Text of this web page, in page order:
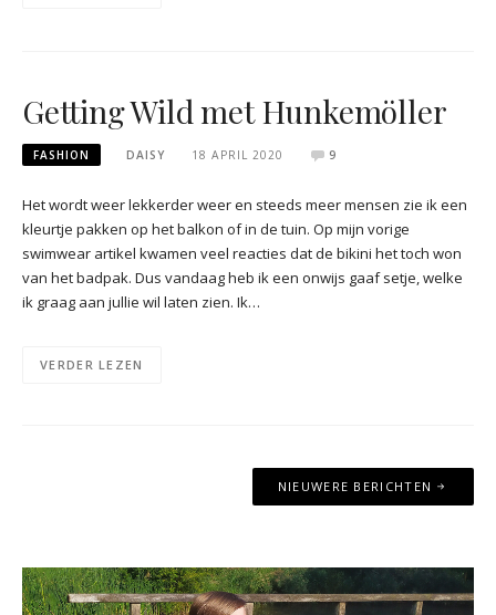
Getting Wild met Hunkemöller
FASHION DAISY 18 APRIL 2020 9
Het wordt weer lekkerder weer en steeds meer mensen zie ik een
kleurtje pakken op het balkon of in de tuin. Op mijn vorige
swimwear artikel kwamen veel reacties dat de bikini het toch won
van het badpak. Dus vandaag heb ik een onwijs gaaf setje, welke
ik graag aan jullie wil laten zien. Ik…
VERDER LEZEN
NIEUWERE BERICHTEN